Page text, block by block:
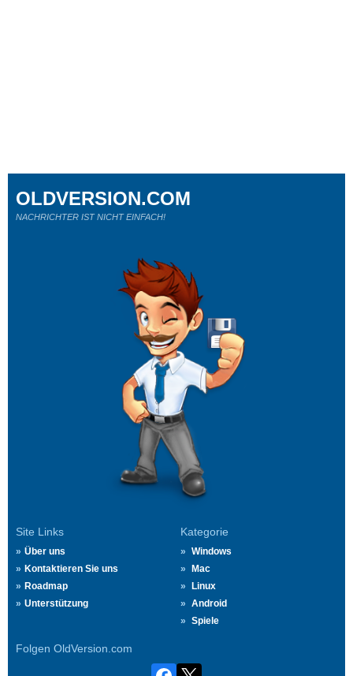
Site Links
Über uns
Kontaktieren Sie uns
Roadmap
Unterstützung
Kategorie
Windows
Mac
Linux
Android
Spiele
Folgen OldVersion.com
OLDVERSION.COM
NACHRICHTER IST NICHT EINFACH!